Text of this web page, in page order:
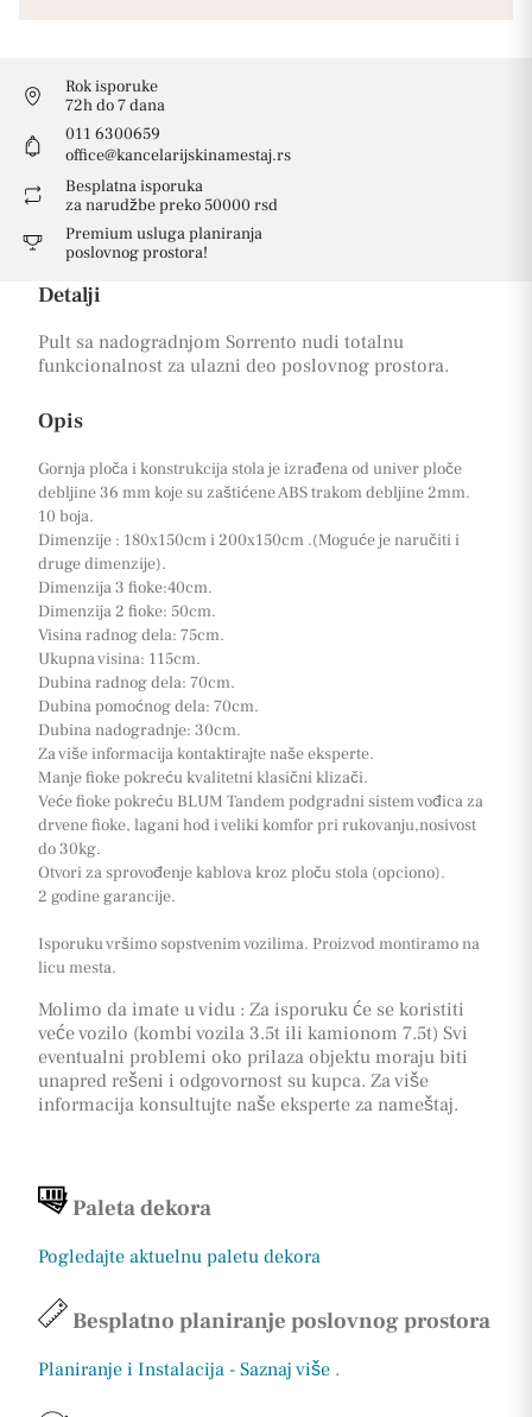
Rok isporuke
72h do 7 dana
011 6300659
office@kancelarijskinamestaj.rs
Besplatna isporuka
za narudžbe preko 50000 rsd
Premium usluga planiranja
poslovnog prostora!
Detalji
Pult sa nadogradnjom Sorrento nudi totalnu
funkcionalnost za ulazni deo poslovnog prostora.
Opis
Gornja ploča i konstrukcija stola je izrađena od univer ploče
debljine 36 mm koje su zaštićene ABS trakom debljine 2mm.
10 boja.
Dimenzije : 180x150cm i 200x150cm .(Moguće je naručiti i
druge dimenzije).
Dimenzija 3 fioke:40cm.
Dimenzija 2 fioke: 50cm.
Visina radnog dela: 75cm.
Ukupna visina: 115cm.
Dubina radnog dela: 70cm.
Dubina pomoćnog dela: 70cm.
Dubina nadogradnje: 30cm.
Za više informacija kontaktirajte naše eksperte.
Manje fioke pokreću kvalitetni klasični klizači.
Veće fioke pokreću BLUM Tandem podgradni sistem vođica za
drvene fioke, lagani hod i veliki komfor pri rukovanju,nosivost
do 30kg
Otvori za sprovođenje kablova kroz ploču stola (opciono).
2 godine garancije.
Isporuku vršimo sopstvenim vozilima. Proizvod montiramo na
licu mesta.
Molimo da imate u vidu : Za isporuku će se koristiti
veće vozilo (kombi vozila 3.5t ili kamionom 7.5t) Svi
eventualni problemi oko prilaza objektu moraju biti
unapred rešeni i odgovornost su kupca. Za više
informacija konsultujte naše eksperte za nameštaj.
Paleta dekora
Pogledajte aktuelnu paletu dekora
Besplatno planiranje poslovnog prostora
Planiranje i Instalacija - Saznaj više .